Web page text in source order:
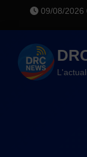
09/08/2026